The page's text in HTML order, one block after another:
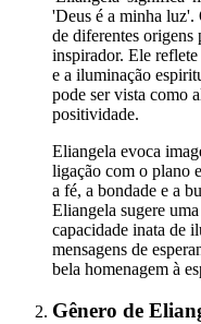
'Deus é a minha luz'.
de diferentes
inspirador. Ele
e a iluminação
pode ser vista como
positividade.
Eliangela evoca
ligação com o plano
a fé, a bondade e a
Eliangela sugere
capacidade inata de
mensagens de
bela homenagem à
Gênero de